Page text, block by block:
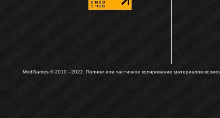
ModGames © 2010 - 2022. Полное или частичное копирование материалов